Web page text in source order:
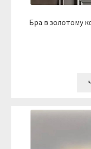
Бра в золотому